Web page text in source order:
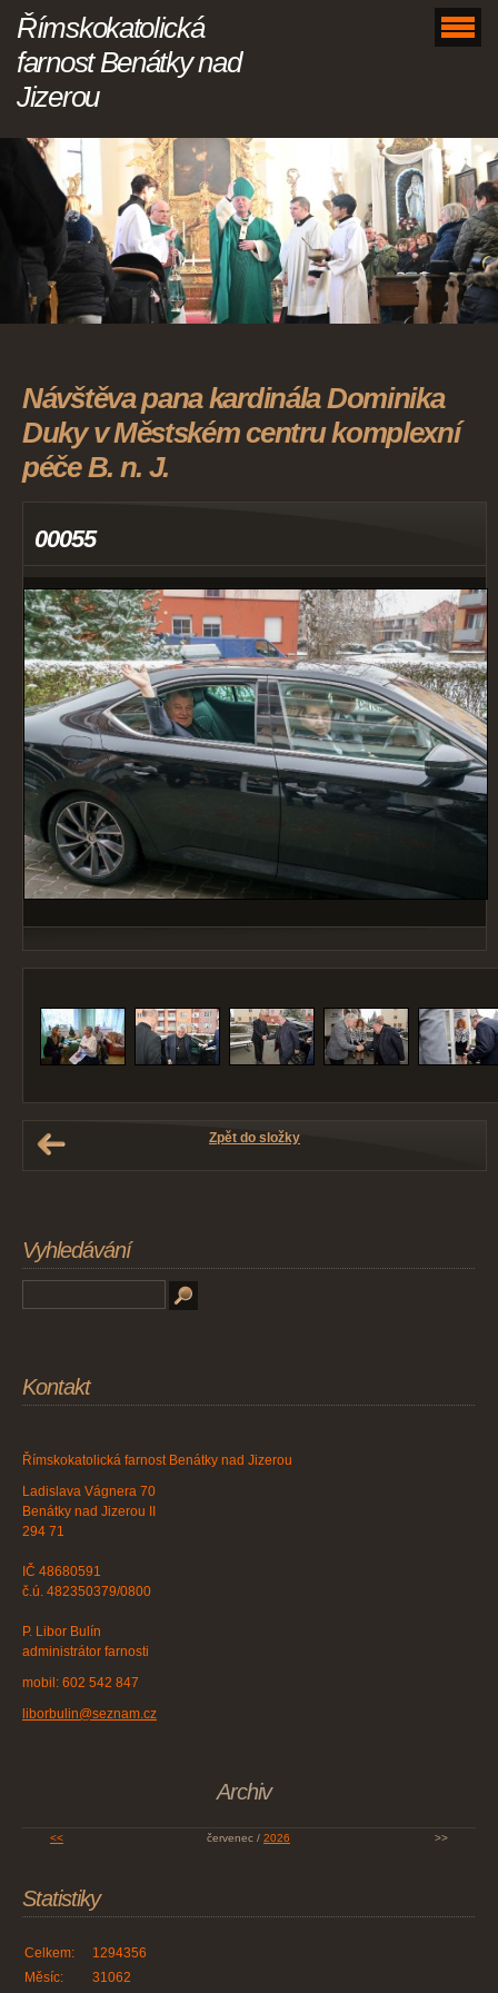
Římskokatolická
farnost Benátky nad
Jizerou
Návštěva pana kardinála Dominika
Duky v Městském centru komplexní
péče B. n. J.
00055
Zpět do složky
Vyhledávání
Kontakt
Římskokatolická farnost Benátky nad Jizerou
Ladislava Vágnera 70
Benátky nad Jizerou II
294 71
IČ 48680591
č.ú. 482350379/0800
P. Libor Bulín
administrátor farnosti
mobil: 602 542 847
liborbulin@seznam.cz
Archiv
<< červenec / 2026 >>
Statistiky
Celkem:
1294356
Měsíc:
31062